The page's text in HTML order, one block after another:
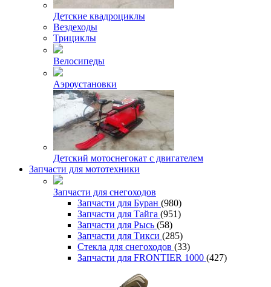
Детские квадроциклы
Вездеходы
Трициклы
Велосипеды
Аэроустановки
Детский мотоснегокат с двигателем
Запчасти для мототехники
Запчасти для снегоходов
Запчасти для Буран (980)
Запчасти для Тайга (951)
Запчасти для Рысь (58)
Запчасти для Тикси (285)
Стекла для снегоходов (33)
Запчасти для FRONTIER 1000 (427)